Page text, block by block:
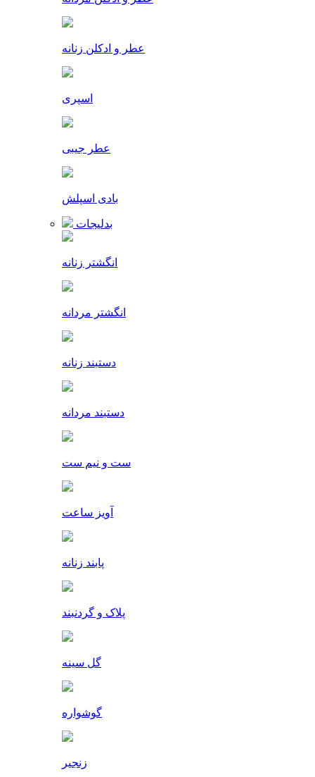
عطر و ادکلن زنانه
اسپری
عطر جیبی
بادی اسپلش
بدلیجات
انگشتر زنانه
انگشتر مردانه
دستبند زنانه
دستبند مردانه
ست و نیم ست
آویز ساعت
پابند زنانه
پلاک و گردنبند
گل سینه
گوشواره
زنجیر